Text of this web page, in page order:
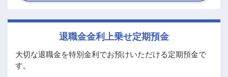
退職金金利上乗せ定期預金
大切な退職金を特別金利でお預けいただける定期預金で
す。